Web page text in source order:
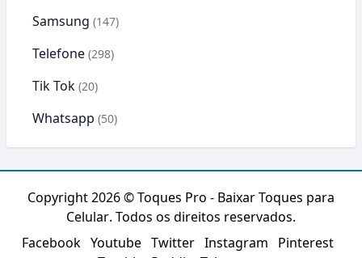
Samsung (147)
Telefone (298)
Tik Tok (20)
Whatsapp (50)
Copyright 2026 ©Toques Pro - Baixar Toques para
Celular. Todos os direitos reservados.
Facebook Youtube Twitter Instagram
Pinterest